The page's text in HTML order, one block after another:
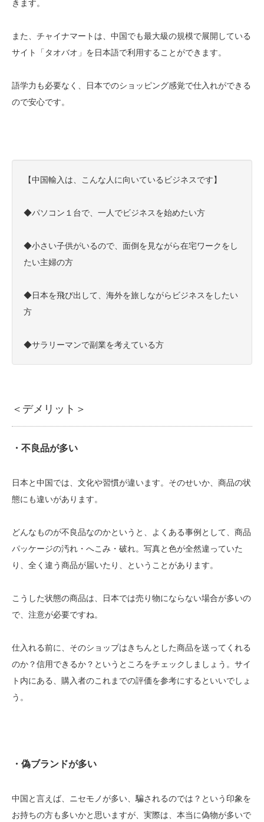
きます。
また、チャイナマートは、中国でも最大級の規模で展開している
サイト「タオバオ」を日本語で利用することができます。
語学力も必要なく、日本でのショッピング感覚で仕入れができる
ので安心です。
【中国輸入は、こんな人に向いているビジネスです】
◆パソコン１台で、一人でビジネスを始めたい方
◆小さい子供がいるので、面倒を見ながら在宅ワークをし
たい主婦の方
◆日本を飛び出して、海外を旅しながらビジネスをしたい
方
◆サラリーマンで副業を考えている方
＜デメリット＞
・不良品が多い
日本と中国では、文化や習慣が違います。そのせいか、商品の状
態にも違いがあります。
どんなものが不良品なのかというと、よくある事例として、商品
パッケージの汚れ・へこみ・破れ。写真と色が全然違っていた
り、全く違う商品が届いたり、ということがあります。
こうした状態の商品は、日本では売り物にならない場合が多いの
で、注意が必要ですね。
仕入れる前に、そのショップはきちんとした商品を送ってくれる
のか？信用できるか？というところをチェックしましょう。 サイ
ト内にある、購入者のこれまでの評価を参考にするといいでしょ
う。
・偽ブランドが多い
中国と言えば、ニセモノが多い、騙されるのでは？という印象を
お持ちの方も多いかと思いますが、実際は、本当に偽物が多いで